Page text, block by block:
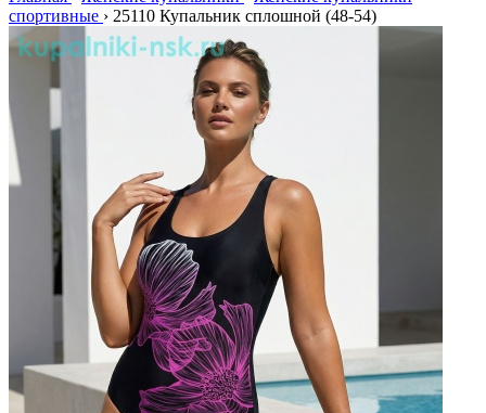
спортивные › 25110 Купальник сплошной (48-54)